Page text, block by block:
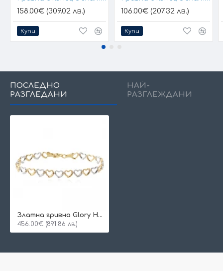
158.00€ (309.02 лв.)
Купи
106.00€ (207.32 лв.)
Купи
ПОСЛЕДНО
РАЗГЛЕДАНИ
НАЙ-
РАЗГЛЕЖДАНИ
Златна гривна Glory Heart
456.00€ (891.86 лв.)